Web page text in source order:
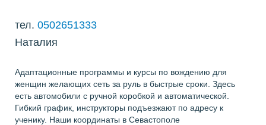
тел. 0502651333
Наталия
Адаптационные программы и курсы по вождению для
женщин желающих сеть за руль в быстрые сроки. Здесь
есть автомобили с ручной коробкой и автоматической.
Гибкий график, инструкторы подъезжают по адресу к
ученику. Наши координаты в Севастополе